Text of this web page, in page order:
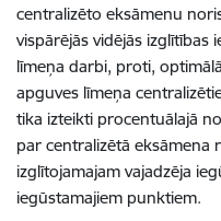
centralizēto eksāmenu
vispārējās vidējās izglītības
līmeņa darbi, proti,
apguves līmeņa
tika izteikti procentuālajā
par centralizētā eksāmena
izglītojamajam vajadzēja
iegūstamajiem punktiem.